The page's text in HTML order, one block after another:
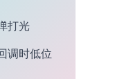
打光
调时低位